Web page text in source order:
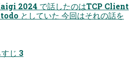
2024 で話したのはTCP Client
としていた 今回はそれの話を
じ 3